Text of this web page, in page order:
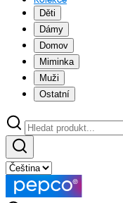
Děti
Dámy
Domov
Miminka
Muži
Ostatní